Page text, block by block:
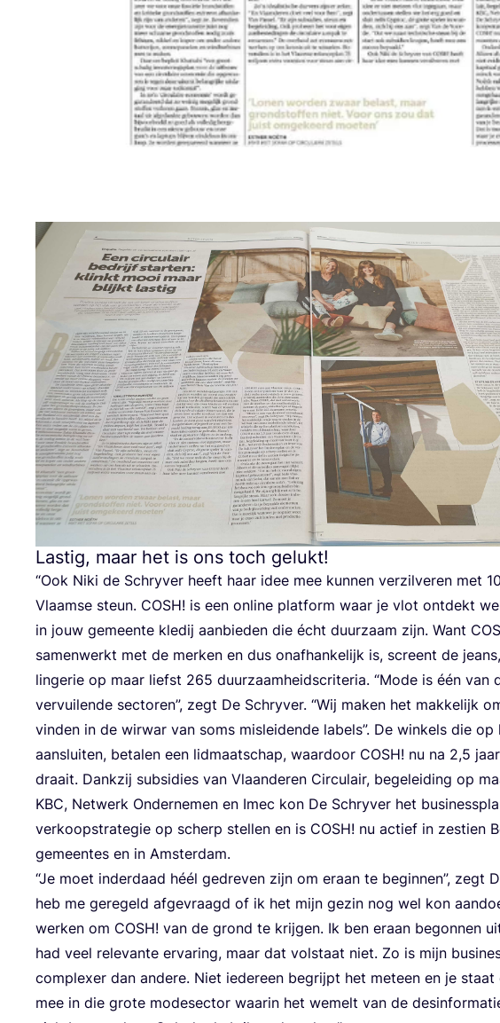
Lastig, maar het is ons toch gelukt!
“Ook Niki de Schry­ver heeft haar idee mee kun­nen ver­zil­ve­ren met
Vlaam­se steun. COSH! is een onli­ne plat­form waar je vlot ont­dekt
in jouw gemeen­te kle­dij aan­bie­den die écht duur­zaam zijn. Want
samen­werkt met de mer­ken en dus onaf­han­ke­lijk is, screent de
lin­ge­rie op maar liefst 265 duur­zaam­heids­cri­te­ria. “Mode is één van
ver­vui­len­de sec­to­ren”, zegt De Schry­ver. “Wij maken het mak­ke­lijk
vin­den in de wir­war van soms mis­lei­den­de labels”. De win­kels die
aan­slui­ten, beta­len een lid­maat­schap, waar­door COSH! nu na 2,5
draait. Dank­zij sub­si­dies van Vlaan­de­ren Cir­cu­lair, bege­lei­ding op
KBC, Net­werk Onder­ne­men en Imec kon De Schry­ver het
ver­koop­stra­te­gie op scherp stel­len en is COSH! nu actief in zes­tien
gemeen­tes en in Amsterdam.
“Je moet inder­daad héél gedre­ven zijn om eraan te begin­nen”, zegt
heb me gere­geld afge­vraagd of ik het mijn gezin nog wel kon
wer­ken om COSH! van de grond te krij­gen. Ik ben eraan begon­nen
had veel rele­van­te erva­ring, maar dat vol­staat niet. Zo is mijn
com­plexer dan ande­re. Niet ieder­een begrijpt het met­een en je staat
mee in die gro­te mode­sec­tor waar­in het wemelt van de